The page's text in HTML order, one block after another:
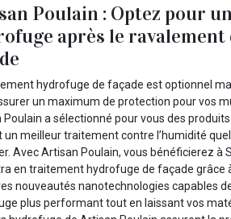
Poulain : Optez pour
après le ravalement
hydrofuge de façade est optionnel
un maximum de protection pour vos
Poulain a sélectionné pour vous des
un meilleur traitement contre l’humidité
Avec Artisan Poulain, vous bénéficierez à
en traitement hydrofuge de façade grâce
nouveautés nanotechnologies capables
plus performant tout en laissant vos